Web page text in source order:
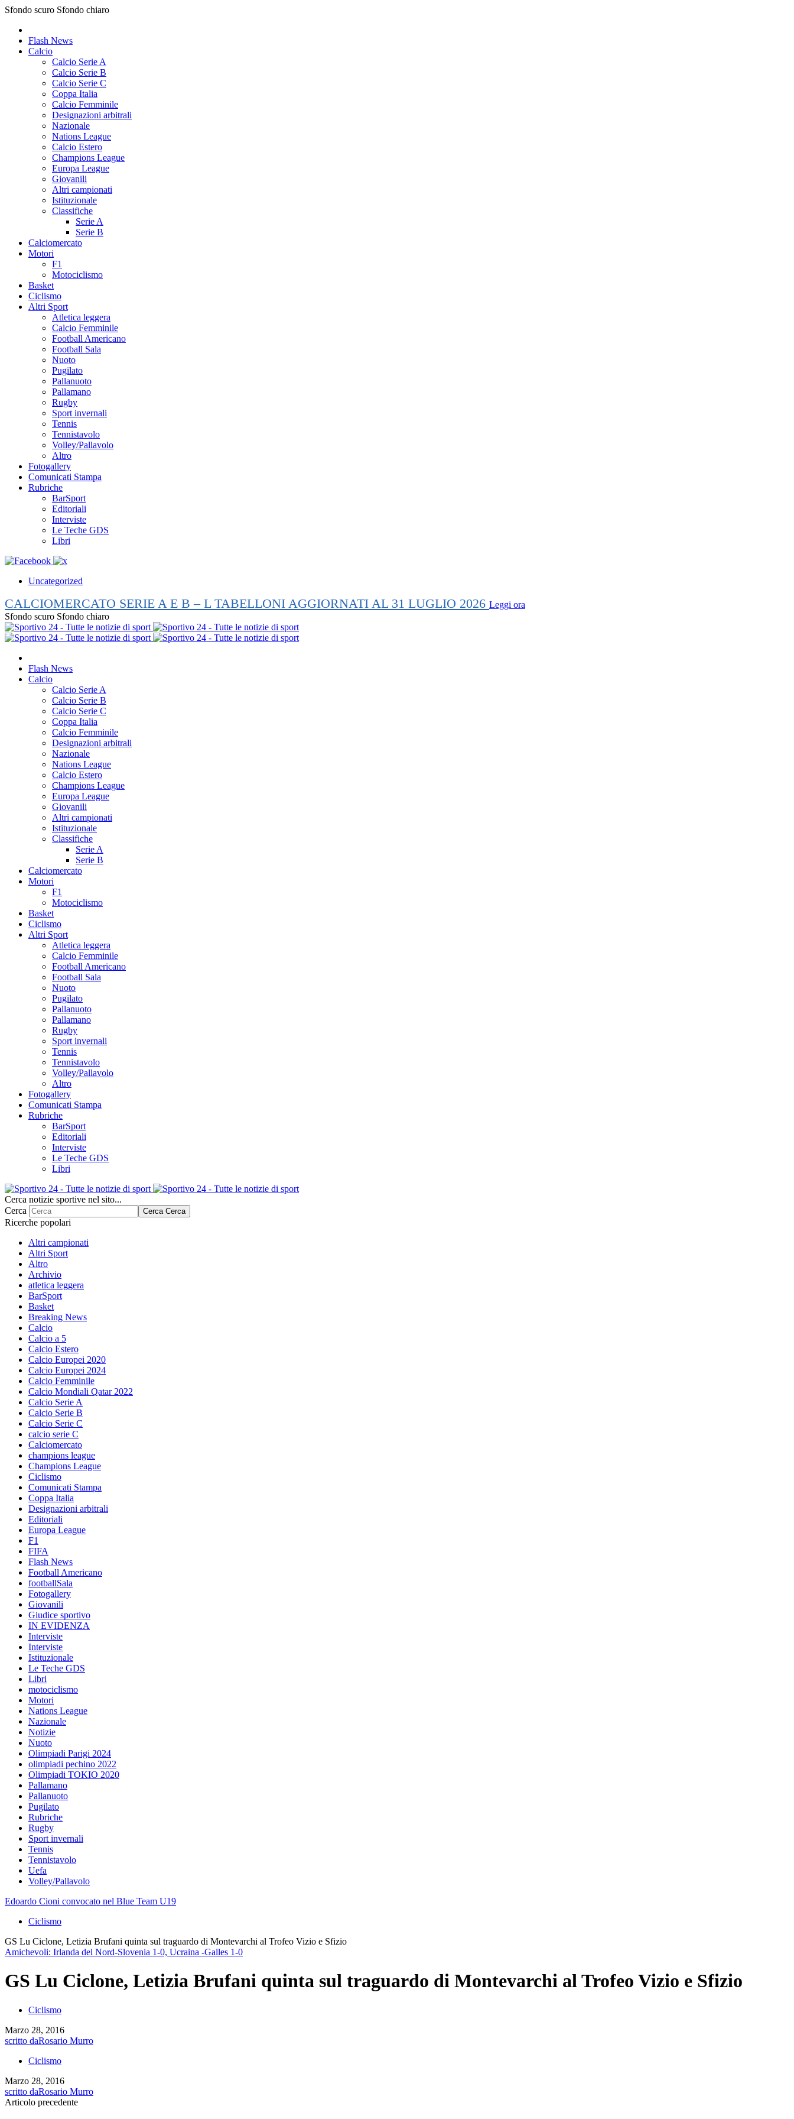
Sfondo scuro Sfondo chiaro
Flash News
Calcio
Calcio Serie A
Calcio Serie B
Calcio Serie C
Coppa Italia
Calcio Femminile
Designazioni arbitrali
Nazionale
Nations League
Calcio Estero
Champions League
Europa League
Giovanili
Altri campionati
Istituzionale
Classifiche
Serie A
Serie B
Calciomercato
Motori
F1
Motociclismo
Basket
Ciclismo
Altri Sport
Atletica leggera
Calcio Femminile
Football Americano
Football Sala
Nuoto
Pugilato
Pallanuoto
Pallamano
Rugby
Sport invernali
Tennis
Tennistavolo
Volley/Pallavolo
Altro
Fotogallery
Comunicati Stampa
Rubriche
BarSport
Editoriali
Interviste
Le Teche GDS
Libri
Uncategorized
CALCIOMERCATO SERIE A E B – L TABELLONI AGGIORNATI AL 31 LUGLIO 2026 Leggi ora
Sfondo scuro Sfondo chiaro
Flash News
Calcio
Calcio Serie A
Calcio Serie B
Calcio Serie C
Coppa Italia
Calcio Femminile
Designazioni arbitrali
Nazionale
Nations League
Calcio Estero
Champions League
Europa League
Giovanili
Altri campionati
Istituzionale
Classifiche
Serie A
Serie B
Calciomercato
Motori
F1
Motociclismo
Basket
Ciclismo
Altri Sport
Atletica leggera
Calcio Femminile
Football Americano
Football Sala
Nuoto
Pugilato
Pallanuoto
Pallamano
Rugby
Sport invernali
Tennis
Tennistavolo
Volley/Pallavolo
Altro
Fotogallery
Comunicati Stampa
Rubriche
BarSport
Editoriali
Interviste
Le Teche GDS
Libri
Cerca notizie sportive nel sito...
Cerca
Cerca Cerca
Ricerche popolari
Altri campionati
Altri Sport
Altro
Archivio
atletica leggera
BarSport
Basket
Breaking News
Calcio
Calcio a 5
Calcio Estero
Calcio Europei 2020
Calcio Europei 2024
Calcio Femminile
Calcio Mondiali Qatar 2022
Calcio Serie A
Calcio Serie B
Calcio Serie C
calcio serie C
Calciomercato
champions league
Champions League
Ciclismo
Comunicati Stampa
Coppa Italia
Designazioni arbitrali
Editoriali
Europa League
F1
FIFA
Flash News
Football Americano
footballSala
Fotogallery
Giovanili
Giudice sportivo
IN EVIDENZA
Interviste
Interviste
Istituzionale
Le Teche GDS
Libri
motociclismo
Motori
Nations League
Nazionale
Notizie
Nuoto
Olimpiadi Parigi 2024
olimpiadi pechino 2022
Olimpiadi TOKIO 2020
Pallamano
Pallanuoto
Pugilato
Rubriche
Rugby
Sport invernali
Tennis
Tennistavolo
Uefa
Volley/Pallavolo
Edoardo Cioni convocato nel Blue Team U19
Ciclismo
GS Lu Ciclone, Letizia Brufani quinta sul traguardo di Montevarchi al Trofeo Vizio e Sfizio
Amichevoli: Irlanda del Nord-Slovenia 1-0, Ucraina -Galles 1-0
GS Lu Ciclone, Letizia Brufani quinta sul traguardo di Montevarchi al Trofeo Vizio e Sfizio
Ciclismo
Marzo 28, 2016
scritto daRosario Murro
Ciclismo
Marzo 28, 2016
scritto daRosario Murro
Articolo precedente